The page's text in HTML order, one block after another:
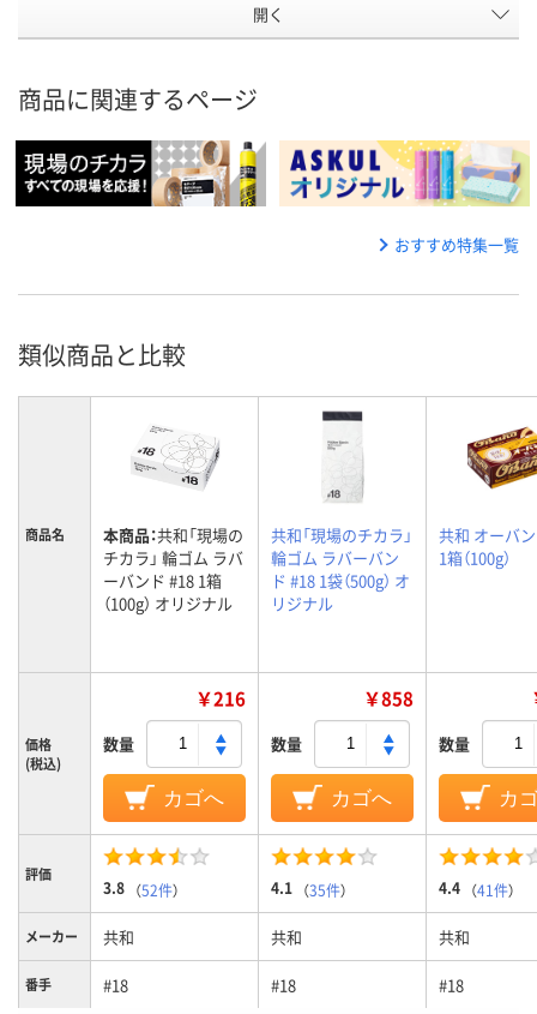
開く
商品に関連するページ
おすすめ特集一覧
類似商品と比較
商品名 本商品：共和「現場の
チカラ」 輪ゴム ラバ
ーバンド #18 1箱
（100g） オリジナル
共和「現場のチカラ」
輪ゴム ラバーバン
ド #18 1袋（500g） オ
リジナル
共和 オーバ
1箱（100g）
価格
(税込)
￥216
数量
カゴへ
￥858
数量
カゴへ
数量
カ
評価
3.8 （52件） 4.1 （35件） 4.4 （41件）
メーカー 共和 共和 共和
番手 #18 #18 #18